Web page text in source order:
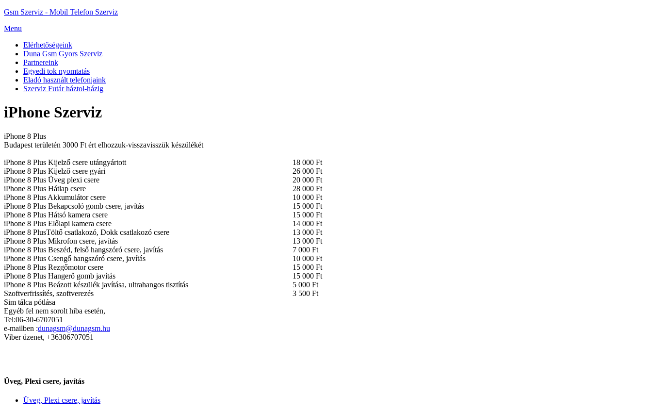
Gsm Szerviz - Mobil Telefon Szerviz
Menu
Elérhetőségeink
Duna Gsm Gyors Szerviz
Partnereink
Egyedi tok nyomtatás
Eladó használt telefonjaink
Szerviz Futár háztol-házig
iPhone Szerviz
iPhone 8 Plus
Budapest területén 3000 Ft ért elhozzuk-visszavisszük készülékét
iPhone 8 Plus Kijelző csere utángyártott
18 000 Ft
iPhone 8 Plus Kijelző csere gyári
26 000 Ft
iPhone 8 Plus Üveg plexi csere
20 000 Ft
iPhone 8 Plus Hátlap csere
28 000 Ft
iPhone 8 Plus Akkumulátor csere
10 000 Ft
iPhone 8 Plus Bekapcsoló gomb csere, javítás
15 000 Ft
iPhone 8 Plus Hátsó kamera csere
15 000 Ft
iPhone 8 Plus Előlapi kamera csere
14 000 Ft
iPhone 8 PlusTöltő csatlakozó, Dokk csatlakozó csere
13 000 Ft
iPhone 8 Plus Mikrofon csere, javítás
13 000 Ft
iPhone 8 Plus Beszéd, felső hangszóró csere, javítás
7 000 Ft
iPhone 8 Plus Csengő hangszóró csere, javítás
10 000 Ft
iPhone 8 Plus Rezgőmotor csere
15 000 Ft
iPhone 8 Plus Hangerő gomb javítás
15 000 Ft
iPhone 8 Plus Beázott készülék javítása, ultrahangos tisztítás
5 000 Ft
Szoftverfrissítés, szoftverezés
3 500 Ft
Sim tálca pótlása
Egyéb fel nem sorolt hiba esetén,
Tel:06-30-6707051
e-mailben :dunagsm@dunagsm.hu
Viber üzenet, +36306707051
Üveg, Plexi csere, javítás
Üveg, Plexi csere, javítás